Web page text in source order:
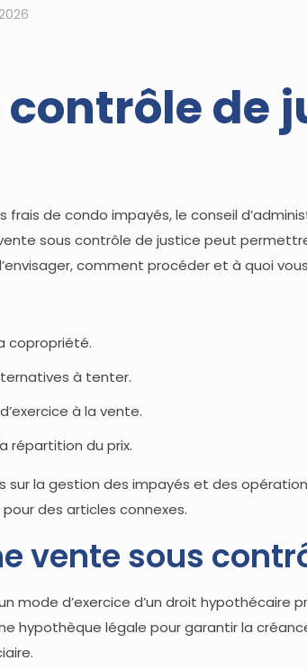
contrôle de
frais de condo impayés, le conseil
sous contrôle de justice peut
comment procéder et à quoi
copropriété.
à tenter.
à la vente.
répartition du prix.
sur la gestion des impayés et des
pour des articles connexes.
vente sous
mode d’exercice d’un droit hypothécaire
hypothèque légale pour garantir la